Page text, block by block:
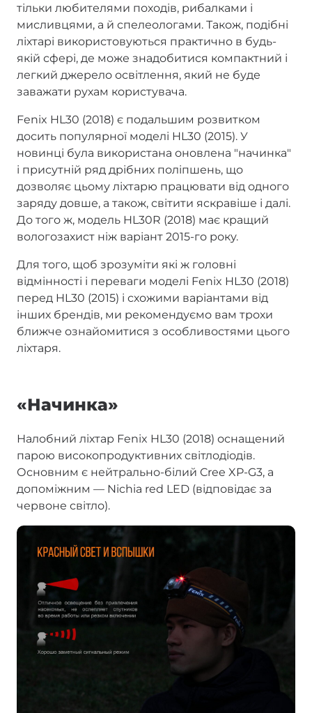
тільки любителями походів, рибалками і
мисливцями, а й спелеологами. Також, подібні
ліхтарі використовуються практично в будь-
якій сфері, де може знадобитися компактний і
легкий джерело освітлення, який не буде
заважати рухам користувача.
Fenix HL30 (2018) є подальшим розвитком
досить популярної моделі HL30 (2015). У
новинці була використана оновлена "начинка"
і присутній ряд дрібних поліпшень, що
дозволяє цьому ліхтарю працювати від одного
заряду довше, а також, світити яскравіше і далі.
До того ж, модель HL30R (2018) має кращий
вологозахист ніж варіант 2015-го року.
Для того, щоб зрозуміти які ж головні
відмінності і переваги моделі Fenix HL30 (2018)
перед HL30 (2015) і схожими варіантами від
інших брендів, ми рекомендуємо вам трохи
ближче ознайомитися з особливостями цього
ліхтаря.
«Начинка»
Налобний ліхтар Fenix HL30 (2018) оснащений
парою високопродуктивних світлодіодів.
Основним є нейтрально-білий Cree XP-G3, а
допоміжним — Nichia red LED (відповідає за
червоне світло).